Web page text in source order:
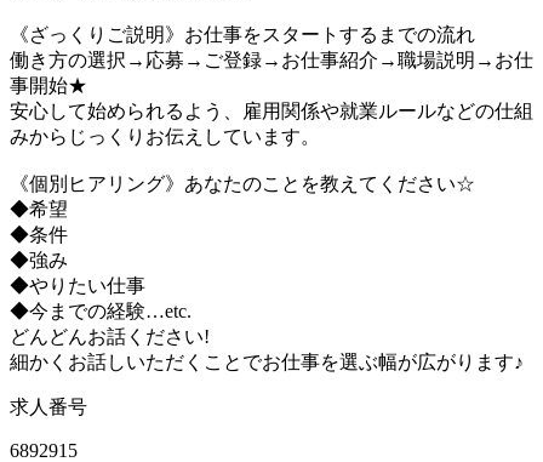
《ざっくりご説明》お仕事をスタートするまでの流れ
働き方の選択→応募→ご登録→お仕事紹介→職場説明→お仕
事開始★
安心して始められるよう、雇用関係や就業ルールなどの仕組
みからじっくりお伝えしています。
《個別ヒアリング》あなたのことを教えてください☆
◆希望
◆条件
◆強み
◆やりたい仕事
◆今までの経験…etc.
どんどんお話ください!
細かくお話しいただくことでお仕事を選ぶ幅が広がります♪
求人番号
6892915